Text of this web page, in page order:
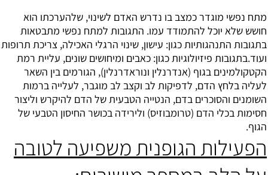
מתח נפשי מוגדר כמצב בו נדרש האדם לשינוי, שלהערכתו הוא
חושש שלא יוכל להתמודד עמו. התגובות למתח נפשי מתבטאות
בתגובות התנהגותיות כגון: עישון, שינוי הרגלי האכילה, צריכת תרופות
ועוד.בתגובות פיזיולוגיות כגון: כאבים ומיחושים שונים, עליית רמת
הקטקולמינים בגוף (אנדרנלין ונוראדרנלין), הגורמים בין השאר
לעליה בלחץ הדם, לדפיקות לב וקצב לב מוגבר, לעלייה ברמות
השומנים והסוכרים בדם, הנטייה הטבעית של הדם להיקרש וליצור
חסימות בכלי הדם (טרומבוזיס) ולירידה בכושר החיסון הטבעי של
הגוף.
הפעילות הגופנית משפיעה לטובה